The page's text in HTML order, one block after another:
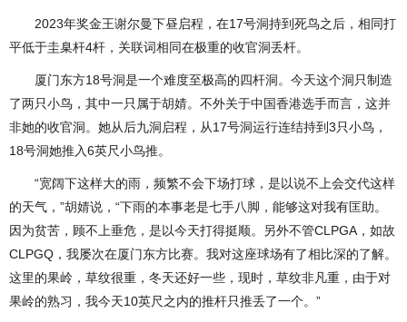
2023年奖金王谢尔曼下昼启程，在17号洞持到死鸟之后，相同打
平低于圭臬杆4杆，关联词相同在极重的收官洞丢杆。
厦门东方18号洞是一个难度至极高的四杆洞。今天这个洞只制造
了两只小鸟，其中一只属于胡婧。不外关于中国香港选手而言，这并
非她的收官洞。她从后九洞启程，从17号洞运行连结持到3只小鸟，
18号洞她推入6英尺小鸟推。
“宽阔下这样大的雨，频繁不会下场打球，是以说不上会交代这样
的天气，”胡婧说，“下雨的本事老是七手八脚，能够这对我有匡助。
因为贫苦，顾不上垂危，是以今天打得挺顺。另外不管CLPGA，如故
CLPGQ，我屡次在厦门东方比赛。我对这座球场有了相比深的了解。
这里的果岭，草纹很重，冬天还好一些，现时，草纹非凡重，由于对
果岭的熟习，我今天10英尺之内的推杆只推丢了一个。”